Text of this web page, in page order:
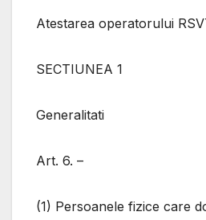
Atestarea operatorului
SECTIUNEA 1
Generalitati
Art. 6. –
(1) Persoanele fizice care